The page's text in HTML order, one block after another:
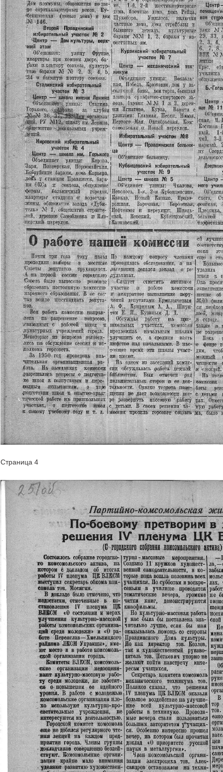
Страница 4